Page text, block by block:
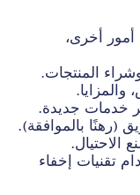
أخرى،
المنتجات.
خدمات جديدة.
(رهنًا بالموافقة).
الاحتيال.
تقنيات إخفاء